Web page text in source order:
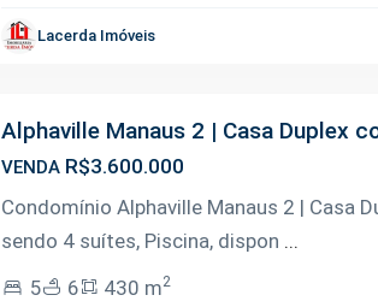
Lacerda Imóveis
Alphaville Manaus 2 | Casa Duplex
VENDA R$3.600.000
Condomínio Alphaville Manaus 2 | Casa
sendo 4 suítes, Piscina, dispon ...
5
6 430 m2